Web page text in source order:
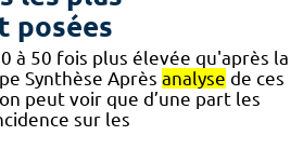
posées
à 50 fois plus élevée qu'après la
Synthèse Après analyse de ces
peut voir que d’une part les
sur les